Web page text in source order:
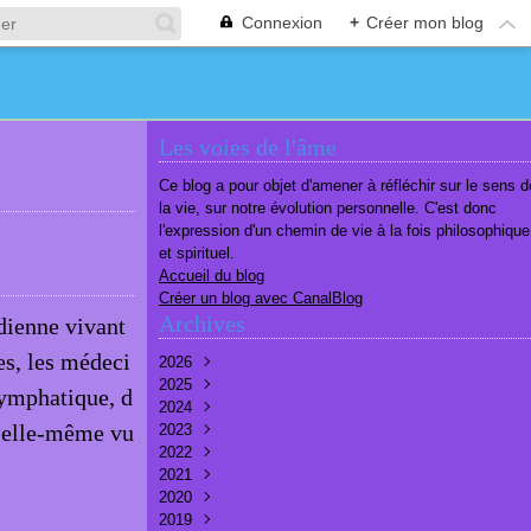
Connexion + Créer mon blog
vivant
les médeci
d
même vu
Les voies de l'âme
Ce blog a pour objet d'amener à réfléchir sur le sens
la vie, sur notre évolution personnelle. C'est donc
l'expression d'un chemin de vie à la fois philosophique
et spirituel.
Accueil du blog
Créer un blog avec CanalBlog
Archives
2026
Août
Juillet
Juin
Mai(7)
Avril
Mars
Février
2025
Décembre
Novembre
Octobre
Septembre
Août
Juillet
2024
Décembre
Novembre
Octobre
Septembre
Août
2023
Décembre
Novembre
Octobre
Septembre
2022
Décembre
Septembre
Août
2021
Décembre
Novembre
2020
Décembre
2019